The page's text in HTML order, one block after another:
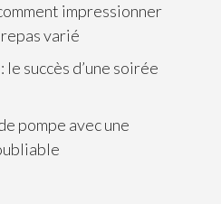
impressionner
varié
succès d’une soirée
pompe avec une